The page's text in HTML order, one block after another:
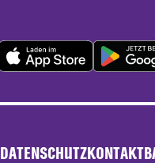
DATENSCHUTZKONTAKT